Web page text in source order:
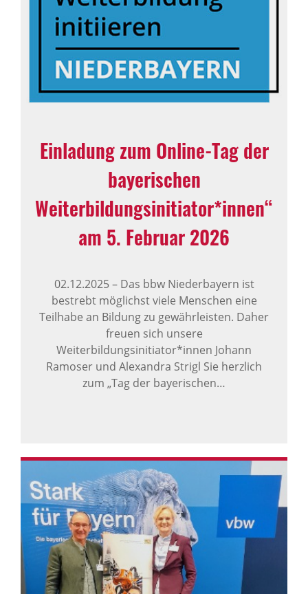
Einladung zum Online-Tag der
bayerischen
Weiterbildungsinitiator*innen“
am 5. Februar 2026
02.12.2025–Das bbw Niederbayern ist
bestrebt möglichst viele Menschen eine
Teilhabe an Bildung zu gewährleisten. Daher
freuen sich unsere
Weiterbildungsinitiator*innen Johann
Ramoser und Alexandra Strigl Sie herzlich
zum „Tag der bayerischen…